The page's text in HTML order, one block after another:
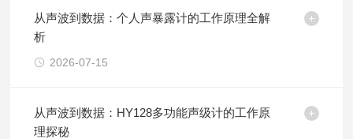
从声波到数据：个人声暴露计的工作原理全解
析
2026-07-15
从声波到数据：HY128多功能声级计的工作原
理探秘